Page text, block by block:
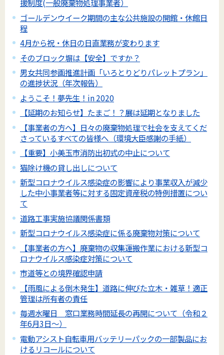
援制度(一般廃棄物処理事業者）
ゴールデンウイーク期間の主な公共施設の開館・休館日
程
4月から祝・休日の日直業務が変わります
そのブロック塀は【安全】ですか？
男女共同参画推進計画「いろとりどりパレットプラン」
の進捗状況（年次報告）
ようこそ！夢先生！in 2020
【延期のお知らせ】たまご！？展は延期となりました
【事業者の方へ】日々の廃棄物処理で社会を支えてくだ
さっているすべての皆様へ（環境大臣感謝の手紙）
【重要】小美玉市消防出初式の中止について
猫除け機の貸し出しについて
新型コロナウイルス感染症の影響により事業収入が減少
した中小事業者等に対する固定資産税の特例措置につい
て
道路工事実施協議関係書類
新型コロナウイルス感染症に係る廃棄物対策について
【事業者の方へ】廃棄物の収集運搬作業における新型コ
ロナウイルス感染症対策について
市道等との境界確認申請
【雨風による倒木発生】道路に伸びた立木・雑草！適正
管理は所有者の責任
毎週水曜日 窓口業務時間延長の再開について（令和２
年6月3日～）
電動アシスト自転車用バッテリーパックの一部製品にお
けるリコールについて